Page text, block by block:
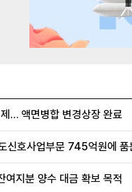
… 액면병합 변경상장 완료
신호사업부문 745억원에 품
지분 양수 대금 확보 목적